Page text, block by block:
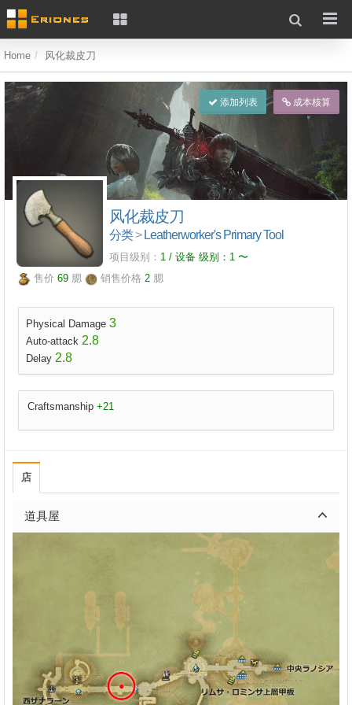
Home 风化裁皮刀
添加列表 成本核算
风化裁皮刀
分类> Leatherworker's Primary Tool
项目级别： 1 / 设备 级别： 1 〜
售价 69 腮 销售价格 2 腮
Physical Damage 3
Auto-attack 2.8
Delay 2.8
Craftsmanship +21
店
道具屋